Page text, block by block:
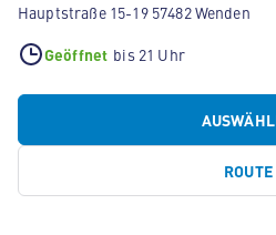
Hauptstraße 15-19 57482 Wenden
Geöffnet bis 21 Uhr
ROUTE